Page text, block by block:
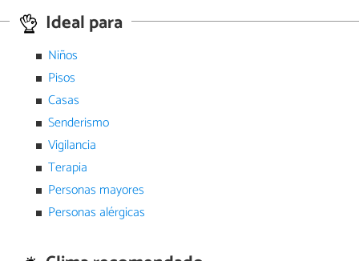
Ideal para
Niños
Pisos
Casas
Senderismo
Vigilancia
Terapia
Personas mayores
Personas alérgicas